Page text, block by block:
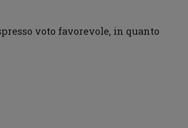
voto favorevole, in quanto